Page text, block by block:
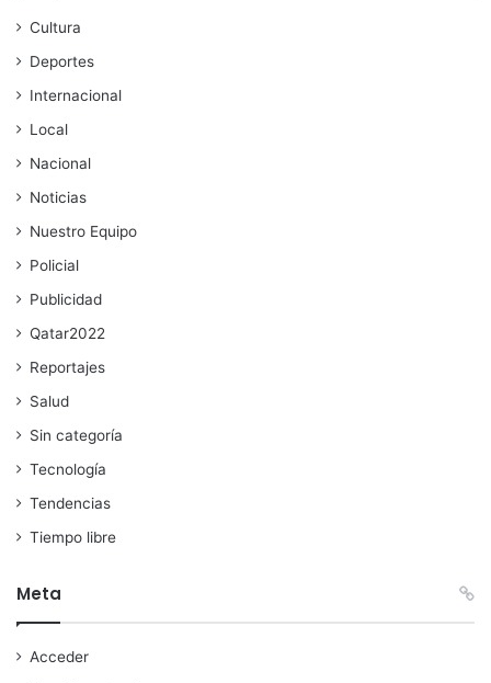
Cultura
Deportes
Internacional
Local
Nacional
Noticias
Nuestro Equipo
Policial
Publicidad
Qatar2022
Reportajes
Salud
Sin categoría
Tecnología
Tendencias
Tiempo libre
Meta
Acceder